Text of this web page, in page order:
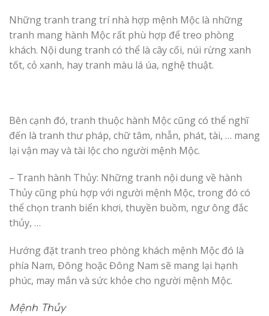
Những tranh trang trí nhà hợp mệnh Mộc là những
tranh mang hành Mộc rất phù hợp để treo phòng
khách. Nội dung tranh có thể là cây cối, núi rừng xanh
tốt, cỏ xanh, hay tranh màu lá úa, nghệ thuật.
Bên cạnh đó, tranh thuộc hành Mộc cũng có thể nghĩ
đến là tranh thư pháp, chữ tâm, nhẫn, phát, tài, … mang
lại vận may và tài lộc cho người mệnh Mộc.
– Tranh hành Thủy: Những tranh nội dung về hành
Thủy cũng phù hợp với người mệnh Mộc, trong đó có
thể chọn tranh biển khơi, thuyền buồm, ngư ông đắc
thủy, …
Hướng đặt tranh treo phòng khách mệnh Mộc đó là
phía Nam, Đông hoặc Đông Nam sẽ mang lại hạnh
phúc, may mắn và sức khỏe cho người mệnh Mộc.
Mệnh Thủy